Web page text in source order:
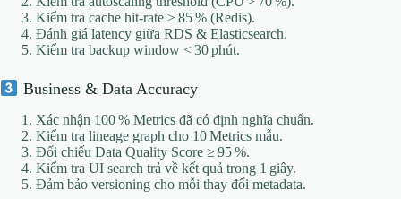
Kiểm tra cache hit‑rate ≥ 85 % (Redis).
Đánh giá latency giữa RDS & Elasticsearch.
Kiểm tra backup window < 30 phút.
Business & Data Accuracy
Xác nhận 100 % Metrics đã có định nghĩa chuẩn.
Kiểm tra lineage graph cho 10 Metrics mẫu.
Đối chiếu Data Quality Score ≥ 95 %.
Kiểm tra UI search trả về kết quả trong 1 giây.
Đảm bảo versioning cho mỗi thay đổi metadata.